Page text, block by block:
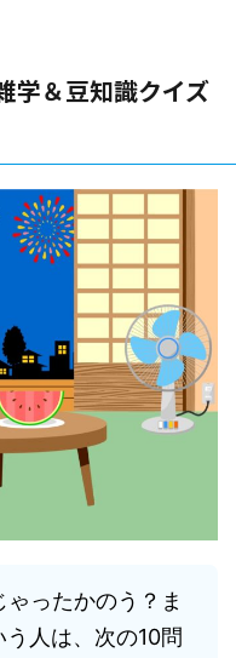
学＆豆知識クイズ
ったかのう？ま
人は、次の10問